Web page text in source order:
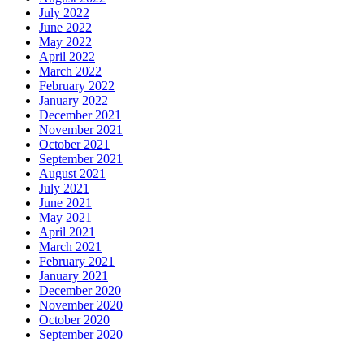
July 2022
June 2022
May 2022
April 2022
March 2022
February 2022
January 2022
December 2021
November 2021
October 2021
September 2021
August 2021
July 2021
June 2021
May 2021
April 2021
March 2021
February 2021
January 2021
December 2020
November 2020
October 2020
September 2020